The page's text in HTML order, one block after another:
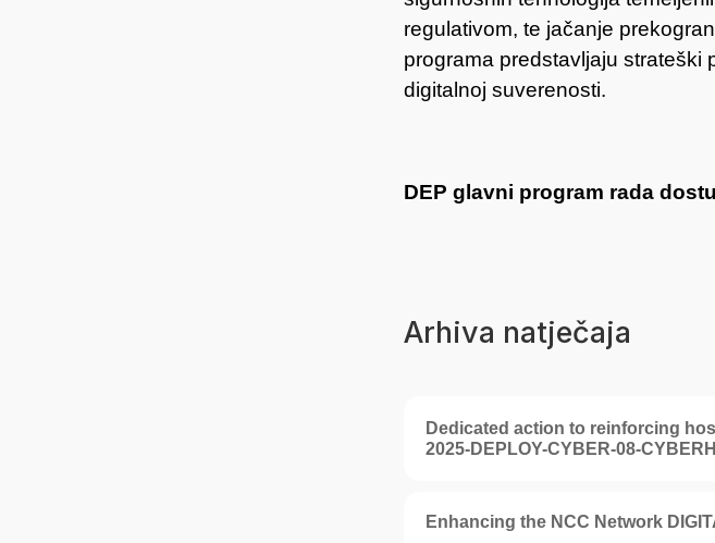
regulativom, te jačanje
programa predstavljaju strateški
digitalnoj suverenosti.
DEP glavni program rada
Arhiva natječaja
Dedicated action to reinforcing
2025-DEPLOY-CYBER-08-
Enhancing the NCC Network